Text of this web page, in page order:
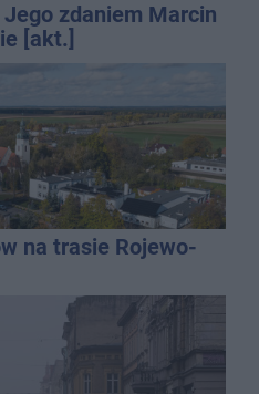
zdaniem Marcin
[akt.]
na trasie Rojewo-